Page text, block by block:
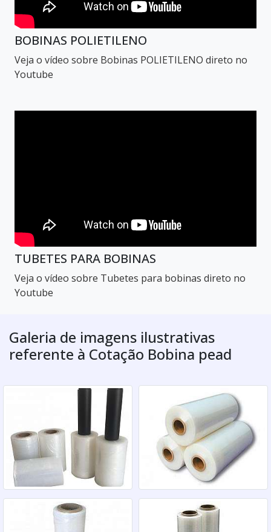
BOBINAS POLIETILENO
Veja o vídeo sobre Bobinas POLIETILENO direto no
Youtube
TUBETES PARA BOBINAS
Veja o vídeo sobre Tubetes para bobinas direto no
Youtube
Galeria de imagens ilustrativas
referente à Cotação Bobina pead